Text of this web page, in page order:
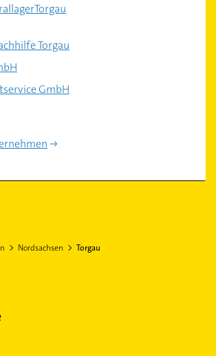
Torgau
GmbH
Nordsachsen Torgau